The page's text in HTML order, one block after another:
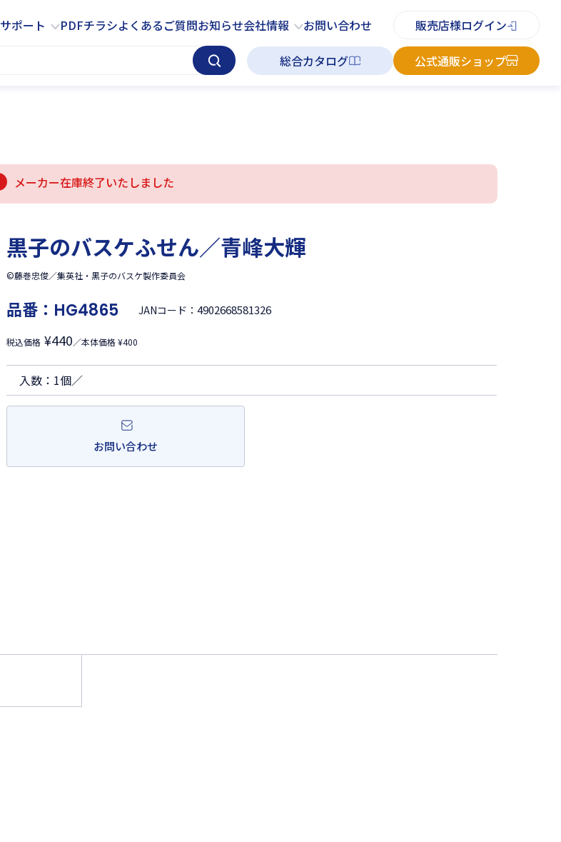
サポート PDFチラシよくあるご質問お知らせ会社情報 お問い合わせ 販売店様ログイン
総合カタログ 公式通販ショップ
サービス サポート PDFチラシ よくあるご質問 お知らせ お問い合わせ
メーカー在庫終了いたしました
黒子のバスケふせん／青峰大輝
©藤巻忠俊／集英社・黒子のバスケ製作委員会
品番： HG4865 JANコード：4902668581326
税込価格 ¥440／本体価格 ¥400
入数：1個／
お問い合わせ